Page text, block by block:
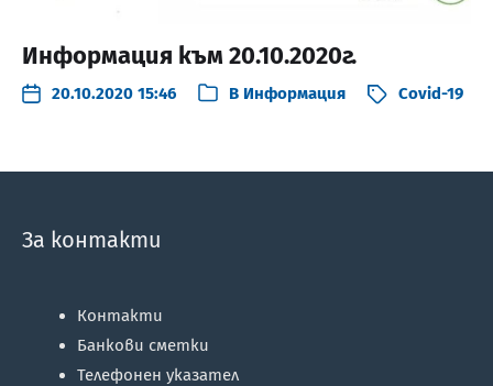
Информация към 20.10.2020г.
20.10.2020 15:46 В Информация Covid-19
За контакти
Контакти
Банкови сметки
Телефонен указател